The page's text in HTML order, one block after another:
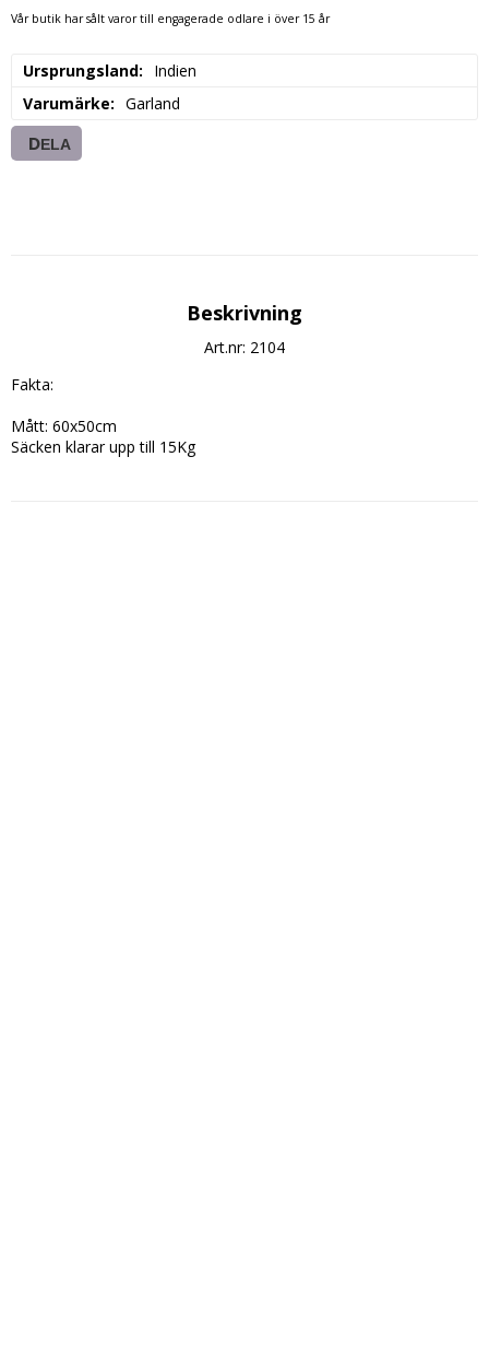
Vår butik har sålt varor till engagerade odlare i över 15 år
Ursprungsland
Indien
Varumärke
Garland
DELA
Beskrivning
Art.nr: 2104
Fakta:
Mått: 60x50cm
Säcken klarar upp till 15Kg